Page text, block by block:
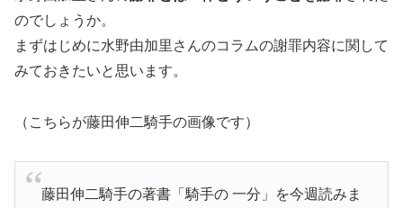
のでしょうか。
まずはじめに水野由加里さんのコラムの謝罪内容に関して
みておきたいと思います。
（こちらが藤田伸二騎手の画像です）
藤田伸二騎手の著書「騎手の 一分」を今週読みま